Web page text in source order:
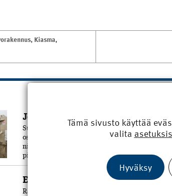
, Kiasma,
Jopa miljoona suomalaista on
Suomessa on määrällisesti paljon
osa niistä sijaitsee väärässä paikassa. Suojien
niiden rakentamiseen on annettu viime vuosina
pidetään väestönsuojelun mallimaana.
Ennakoitua parempi vuosi
Rakentamisen suhdanne on tänä vuonna ollut
Tämä sivusto käyttää
valita
Hyväksy